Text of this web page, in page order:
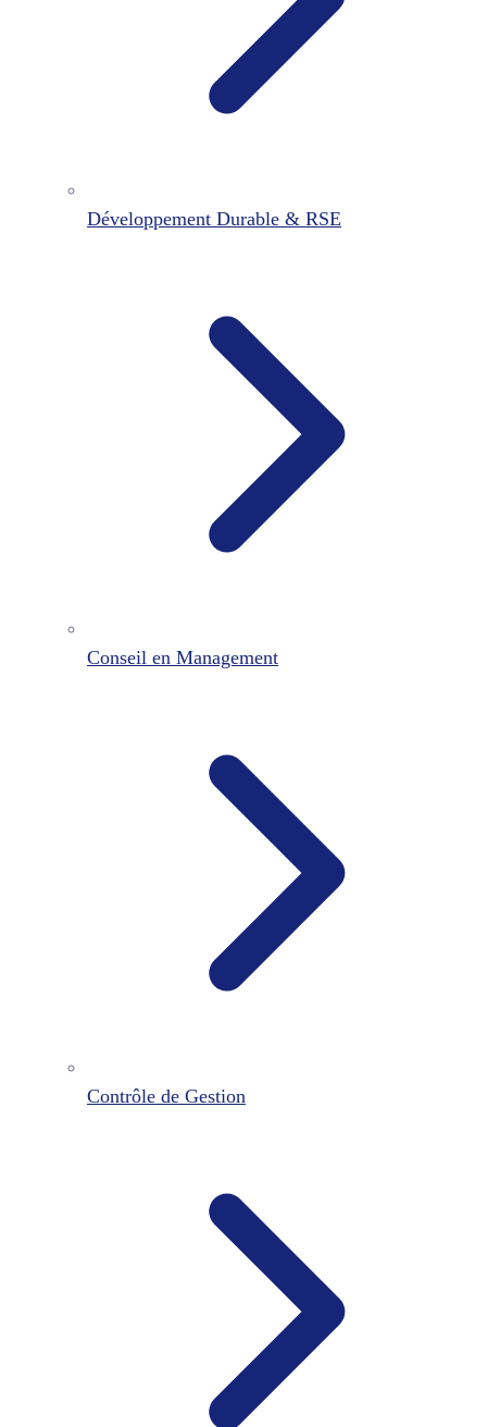
Développement Durable & RSE
Conseil en Management
Contrôle de Gestion